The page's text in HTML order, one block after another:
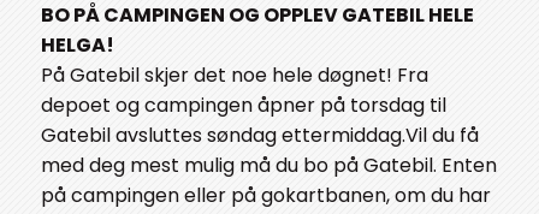
BO PÅ CAMPINGEN OG OPPLEV GATEBIL HELE
HELGA!
På Gatebil skjer det noe hele døgnet! Fra
depoet og campingen åpner på torsdag til
Gatebil avsluttes søndag ettermiddag.Vil du få
med deg mest mulig må du bo på Gatebil. Enten
på campingen eller på gokartbanen, om du har